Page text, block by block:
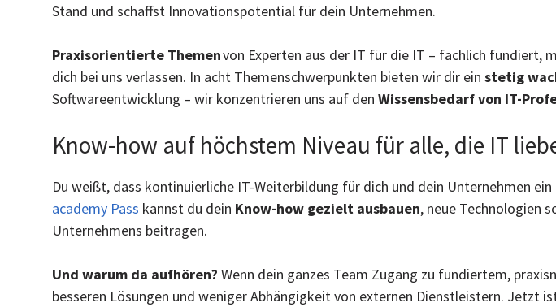
Stand und schaffst Innovationspotential für dein Unternehmen.
Praxisorientierte Themenvon Experten aus der IT für die IT – fachlich fundiert,
dich bei uns verlassen. In acht Themenschwerpunkten bieten wir dir ein stetig
Softwareentwicklung – wir konzentrieren uns auf den Wissensbedarf von IT-
Know-how auf höchstem Niveau für alle, die IT
Du weißt, dass kontinuierliche IT-Weiterbildung für dich und dein Unternehmen
academy Pass kannst du dein Know-how gezielt ausbauen, neue Technologien
Unternehmens beitragen.
Und warum da aufhören? Wenn dein ganzes Team Zugang zu fundiertem,
besseren Lösungen und weniger Abhängigkeit von externen Dienstleistern. Jetzt